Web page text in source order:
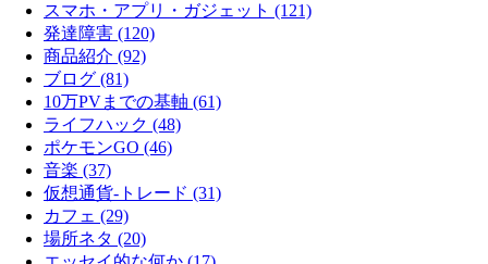
スマホ・アプリ・ガジェット (121)
発達障害 (120)
商品紹介 (92)
ブログ (81)
10万PVまでの基軸 (61)
ライフハック (48)
ポケモンGO (46)
音楽 (37)
仮想通貨-トレード (31)
カフェ (29)
場所ネタ (20)